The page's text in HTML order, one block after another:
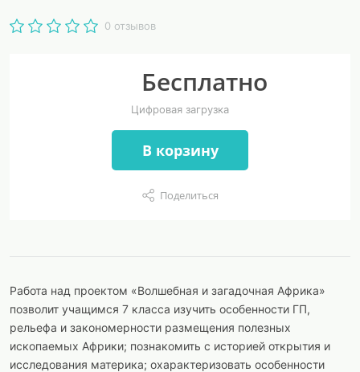
0 отзывов
Бесплатно
Цифровая загрузка
В корзину
Поделиться
Работа над проектом «Волшебная и загадочная Африка»
позволит учащимся 7 класса изучить особенности ГП,
рельефа и закономерности размещения полезных
ископаемых Африки; познакомить с историей открытия и
исследования материка; охарактеризовать особенности